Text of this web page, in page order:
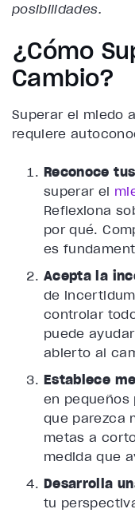
posibilidades.
¿Cómo
Cambio?
Superar el miedo
requiere
Reconoce
superar el
Reflexiona
por qué.
es
Acepta la
de
controlar
puede
abierto al
Establece
en pequeños
que parezca
metas a
medida que
Desarrolla
tu